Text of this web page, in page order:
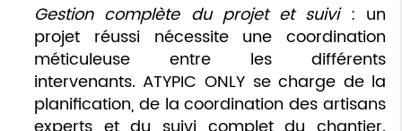
Gestion complète du projet et suivi: un
projet réussi nécessite une coordination
méticuleuse entre les différents
intervenants. ATYPIC ONLY se charge de la
planification, de la coordination des artisans